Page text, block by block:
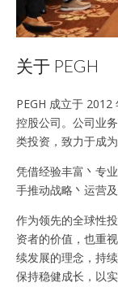
关于 PEGH
PEGH 成立于
控股公司。公司业
类投资，致力于成
凭借经验丰富丶专
手推动战略丶运营
作为领先的全球性
资者的价值，也重
续发展的理念，持
保持稳健成长，以